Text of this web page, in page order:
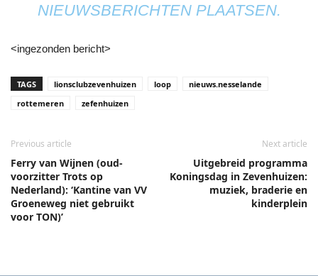
NIEUWSBERICHTEN PLAATSEN.
<ingezonden bericht>
TAGS lionsclubzevenhuizen loop
nieuws.nesselande
rottemeren
zefenhuizen
Previous article
Ferry van Wijnen (oud-
voorzitter Trots op
Nederland): ‘Kantine van VV
Groeneweg niet gebruikt
voor TON)’
Next article
Uitgebreid programma
Koningsdag in Zevenhuizen:
muziek, braderie en
kinderplein